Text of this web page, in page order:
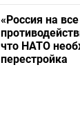
«Россия на
что НАТО
перестройка